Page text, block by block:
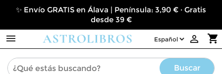
✨ Envío GRATIS en Álava | Península: 3,90 € · Gratis
desde 39 €
 shopping_cart

Buscar